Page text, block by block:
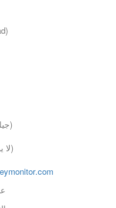
iOS Tweak (جيلبريك)
iOS (لا يوجد جيلبريك)